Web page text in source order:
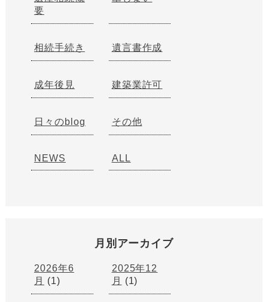
要
相続手続き 遺言書作成
成年後見 建築業許可
日々のblog その他
NEWS ALL
月別アーカイブ
2026年6
月
(1)
2025年12
月
(1)